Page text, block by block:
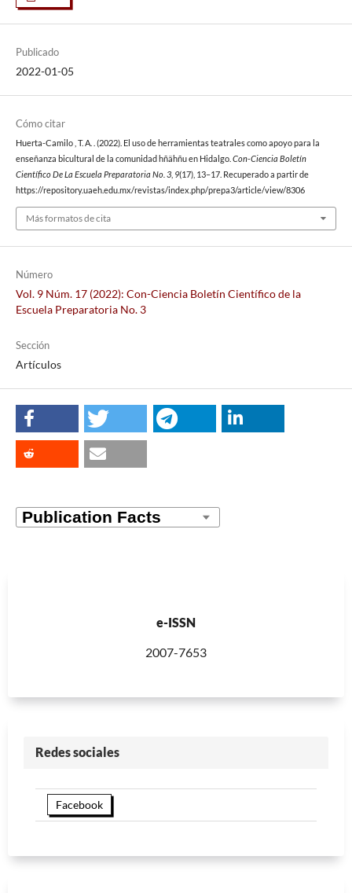
Publicado
2022-01-05
Cómo citar
Huerta-Camilo , T. A. . (2022). El uso de herramientas teatrales como apoyo para la
enseñanza bicultural de la comunidad hñähñu en Hidalgo. Con-Ciencia Boletín
Científico De La Escuela Preparatoria No. 3, 9(17), 13–17. Recuperado a partir de
https://repository.uaeh.edu.mx/revistas/index.php/prepa3/article/view/8306
Más formatos de cita
Número
Vol. 9 Núm. 17 (2022): Con-Ciencia Boletín Científico de la
Escuela Preparatoria No. 3
Sección
Artículos
e-ISSN
2007-7653
Redes sociales
Facebook